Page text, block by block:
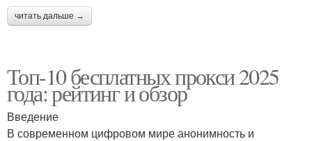
читать дальше →
Топ-10 бесплатных прокси 2025
года: рейтинг и обзор
Введение
В современном цифровом мире анонимность и